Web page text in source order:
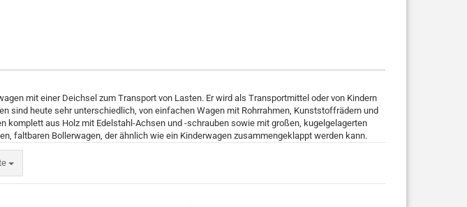
Passwort vergessen?
mit einer Deichsel zum Transport von Lasten. Er wird als Transportmittel oder von Kindern
sind heute sehr unterschiedlich, von einfachen Wagen mit Rohrrahmen, Kunststoffrädern und
komplett aus Holz mit Edelstahl-Achsen und -schrauben sowie mit großen, kugelgelagerten
faltbaren Bollerwagen, der ähnlich wie ein Kinderwagen zusammengeklappt werden kann.